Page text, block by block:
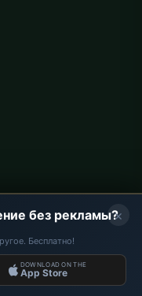
намаза © 2026
×
без рекламы?
Бесплатно!
DOWNLOAD ON THE
App Store